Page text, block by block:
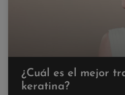
¿Cuál es el mejor
keratina?